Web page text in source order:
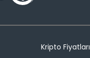
Kripto Fiyatları